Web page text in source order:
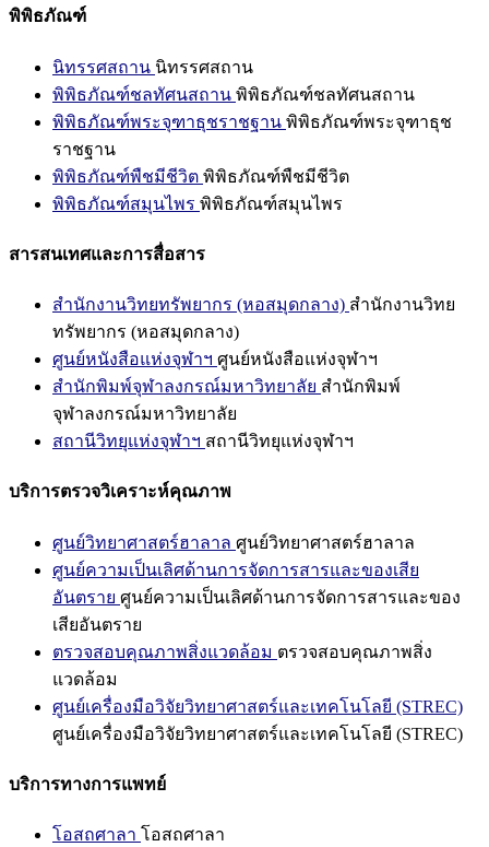
พิพิธภัณฑ์
นิทรรศสถาน นิทรรศสถาน
พิพิธภัณฑ์ชลทัศนสถาน พิพิธภัณฑ์ชลทัศนสถาน
พิพิธภัณฑ์พระจุฑาธุชราชฐาน พิพิธภัณฑ์พระจุฑาธุช
ราชฐาน
พิพิธภัณฑ์พืชมีชีวิต พิพิธภัณฑ์พืชมีชีวิต
พิพิธภัณฑ์สมุนไพร พิพิธภัณฑ์สมุนไพร
สารสนเทศและการสื่อสาร
สำนักงานวิทยทรัพยากร (หอสมุดกลาง) สำนักงานวิทย
ทรัพยากร (หอสมุดกลาง)
ศูนย์หนังสือแห่งจุฬาฯ ศูนย์หนังสือแห่งจุฬาฯ
สำนักพิมพ์จุฬาลงกรณ์มหาวิทยาลัย สำนักพิมพ์
จุฬาลงกรณ์มหาวิทยาลัย
สถานีวิทยุแห่งจุฬาฯ สถานีวิทยุแห่งจุฬาฯ
บริการตรวจวิเคราะห์คุณภาพ
ศูนย์วิทยาศาสตร์ฮาลาล ศูนย์วิทยาศาสตร์ฮาลาล
ศูนย์ความเป็นเลิศด้านการจัดการสารและของเสีย
อันตราย ศูนย์ความเป็นเลิศด้านการจัดการสารและของ
เสียอันตราย
ตรวจสอบคุณภาพสิ่งแวดล้อม ตรวจสอบคุณภาพสิ่ง
แวดล้อม
ศูนย์เครื่องมือวิจัยวิทยาศาสตร์และเทคโนโลยี (STREC)
ศูนย์เครื่องมือวิจัยวิทยาศาสตร์และเทคโนโลยี (STREC)
บริการทางการแพทย์
โอสถศาลา โอสถศาลา